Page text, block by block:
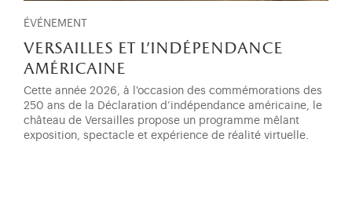
ÉVÉNEMENT
versailles et l'indépendance
américaine
Cette année 2026, à l'occasion des commémorations des
250 ans de la Déclaration d’indépendance américaine, le
château de Versailles propose un programme mêlant
exposition, spectacle et expérience de réalité virtuelle.